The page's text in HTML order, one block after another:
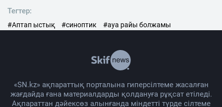
Тегтер:
#Аптап ыстық #синоптик #ауа райы болжамы
«SN.kz» ақпараттық порталына гиперсілтеме жасалған
жағдайда ғана материалдарды қолдануға рұқсат етіледі.
Ақпараттан дәйексөз алынғанда міндетті түрде сілтеме